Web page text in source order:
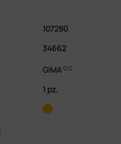
107280
34662
GIMAlink
1 pz.